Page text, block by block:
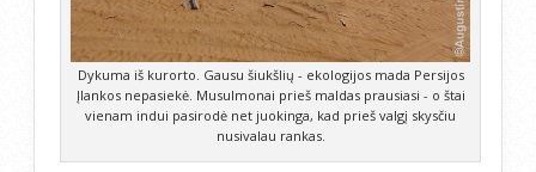
Dykuma iš kurorto. Gausu šiukšlių - ekologijos mada Persijos
Įlankos nepasiekė. Musulmonai prieš maldas prausiasi - o štai
vienam indui pasirodė net juokinga, kad prieš valgį skysčiu
nusivalau rankas.